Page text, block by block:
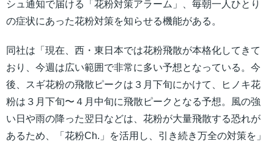
シュ通知で届ける「花粉対策アラーム」、毎朝一人ひとり
の症状にあった花粉対策を知らせる機能がある。
同社は「現在、西・東日本では花粉飛散が本格化してきて
おり、今週は広い範囲で非常に多い予想となっている。今
後、スギ花粉の飛散ピークは３月下旬にかけて、ヒノキ花
粉は３月下旬〜４月中旬に飛散ピークとなる予想。風の強
い日や雨の降った翌日などは、花粉が大量飛散する恐れが
あるため、「花粉Ch.」を活用し、引き続き万全の対策を」